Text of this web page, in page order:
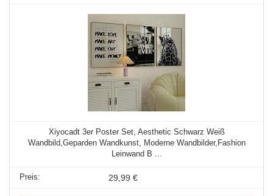
Xiyocadt 3er Poster Set, Aesthetic Schwarz Weiß
Wandbild,Geparden Wandkunst, Moderne Wandbilder,Fashion
Leinwand B ...
29,99 €